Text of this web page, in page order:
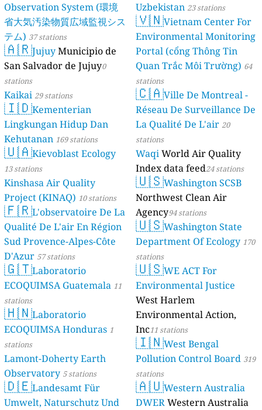
Observation System (環境
省大気汚染物質広域監視シス
テム) 37 stations
🇦🇷Jujuy Municipio de
San Salvador de Jujuy0
stations
Kaikai 29 stations
🇮🇩Kementerian
Lingkungan Hidup Dan
Kehutanan 169 stations
🇺🇦Kievoblast Ecology
13 stations
Kinshasa Air Quality
Project (KINAQ) 10 stations
🇫🇷L'observatoire De La
Qualité De L'air En Région
Sud Provence-Alpes-Côte
D'Azur 57 stations
🇬🇹Laboratorio
ECOQUIMSA Guatemala 11
stations
🇭🇳Laboratorio
ECOQUIMSA Honduras 1
stations
Lamont-Doherty Earth
Observatory 5 stations
🇩🇪Landesamt Für
Umwelt, Naturschutz Und
Uzbekistan 23 stations
🇻🇳Vietnam Center For
Environmental Monitoring
Portal (cổng Thông Tin
Quan Trắc Môi Trường) 64
stations
🇨🇦Ville De Montreal -
Réseau De Surveillance De
La Qualité De L'air 20
stations
WaqiWorld Air Quality
Index data feed24 stations
🇺🇸Washington SCSB
Northwest Clean Air
Agency94 stations
🇺🇸Washington State
Department Of Ecology 170
stations
🇺🇸WE ACT For
Environmental Justice
West Harlem
Environmental Action,
Inc11 stations
🇮🇳West Bengal
Pollution Control Board 319
stations
🇦🇺Western Australia
DWERWestern Australia